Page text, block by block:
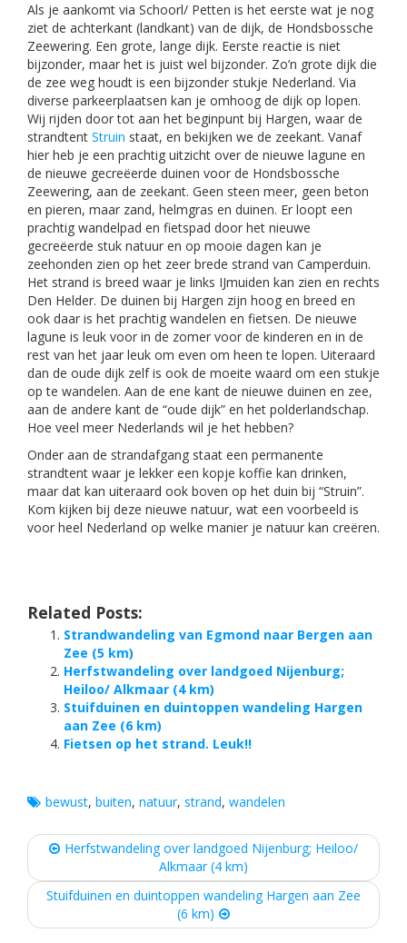
Als je aankomt via Schoorl/ Petten is het eerste wat je nog
ziet de achterkant (landkant) van de dijk, de Hondsbossche
Zeewering. Een grote, lange dijk. Eerste reactie is niet
bijzonder, maar het is juist wel bijzonder. Zo’n grote dijk die
de zee weg houdt is een bijzonder stukje Nederland. Via
diverse parkeerplaatsen kan je omhoog de dijk op lopen.
Wij rijden door tot aan het beginpunt bij Hargen, waar de
strandtent Struin staat, en bekijken we de zeekant. Vanaf
hier heb je een prachtig uitzicht over de nieuwe lagune en
de nieuwe gecreëerde duinen voor de Hondsbossche
Zeewering, aan de zeekant. Geen steen meer, geen beton
en pieren, maar zand, helmgras en duinen. Er loopt een
prachtig wandelpad en fietspad door het nieuwe
gecreëerde stuk natuur en op mooie dagen kan je
zeehonden zien op het zeer brede strand van Camperduin.
Het strand is breed waar je links IJmuiden kan zien en rechts
Den Helder. De duinen bij Hargen zijn hoog en breed en
ook daar is het prachtig wandelen en fietsen. De nieuwe
lagune is leuk voor in de zomer voor de kinderen en in de
rest van het jaar leuk om even om heen te lopen. Uiteraard
dan de oude dijk zelf is ook de moeite waard om een stukje
op te wandelen. Aan de ene kant de nieuwe duinen en zee,
aan de andere kant de “oude dijk” en het polderlandschap.
Hoe veel meer Nederlands wil je het hebben?
Onder aan de strandafgang staat een permanente
strandtent waar je lekker een kopje koffie kan drinken,
maar dat kan uiteraard ook boven op het duin bij “Struin”.
Kom kijken bij deze nieuwe natuur, wat een voorbeeld is
voor heel Nederland op welke manier je natuur kan creëren.
Related Posts:
Strandwandeling van Egmond naar Bergen aan
Zee (5 km)
Herfstwandeling over landgoed Nijenburg;
Heiloo/ Alkmaar (4 km)
Stuifduinen en duintoppen wandeling Hargen
aan Zee (6 km)
Fietsen op het strand. Leuk!!
bewust, buiten, natuur, strand, wandelen
Post
navigation
Herfstwandeling over landgoed Nijenburg; Heiloo/
Alkmaar (4 km)
Stuifduinen en duintoppen wandeling Hargen aan Zee
(6 km)